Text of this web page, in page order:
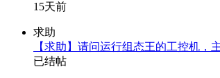
15天前
求助
【求助】请问运行组态王的工控机，
已结帖